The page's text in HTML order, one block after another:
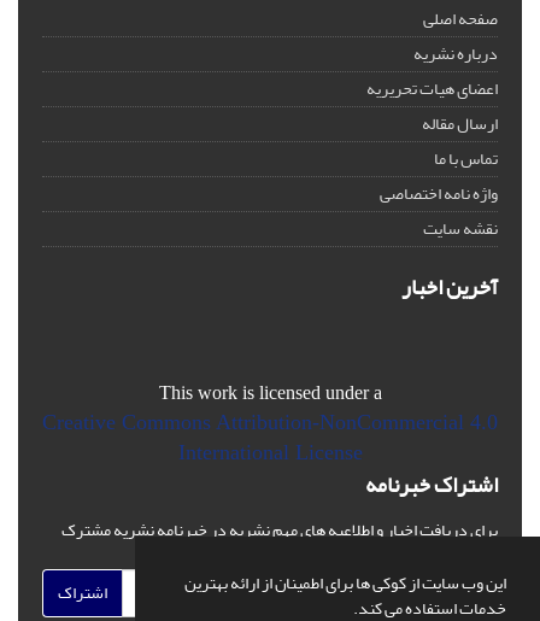
این وب سایت از کوکی ها برای اطمینان از ارائه بهترین
خدمات استفاده می کند.
صفحه اصلی
درباره نشریه
اعضای هیات تحریریه
ارسال مقاله
تماس با ما
واژه نامه اختصاصی
نقشه سایت
آخرین اخبار
This work is licensed under a
Creative Commons Attribution-NonCommercial 4.0
International License
اشتراک خبرنامه
برای دریافت اخبار و اطلاعیه های مهم نشریه در خبرنامه نشریه مشترک
اشتراک